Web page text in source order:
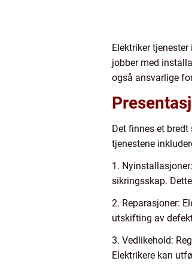
Elektriker
jobber med
også ansvarlige
Det finnes et
tjenestene
1.
sikringsskap.
2. Reparasjoner:
utskifting av
3. Vedlikehold:
Elektrikere kan